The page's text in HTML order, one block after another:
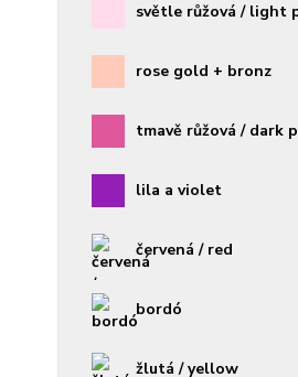
světle růžová / light
rose gold + bronz
tmavě růžová / dark
lila a violet
červená / red
bordó
žlutá / yellow